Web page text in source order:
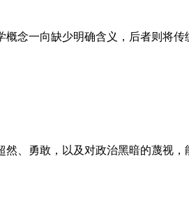
念一向缺少明确含义，后者则将
、勇敢，以及对政治黑暗的蔑视，